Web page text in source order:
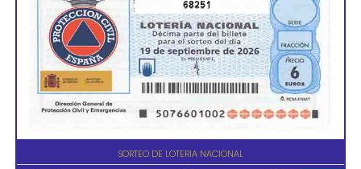
68251
SORTEO DE LOTERIA NACIONAL